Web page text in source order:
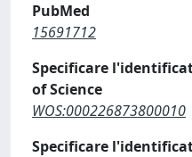
PubMed
15691712
Specificare
of Science
WOS:000226873800010
Specificare